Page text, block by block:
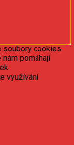
soubory cookies.
pomáhají
využívání